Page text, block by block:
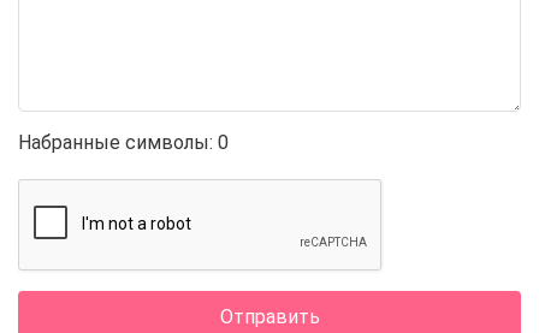
Набранные символы: 0
Отправить